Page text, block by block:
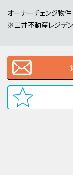
オーナーチェンジ物件
※三井不動産レジデン